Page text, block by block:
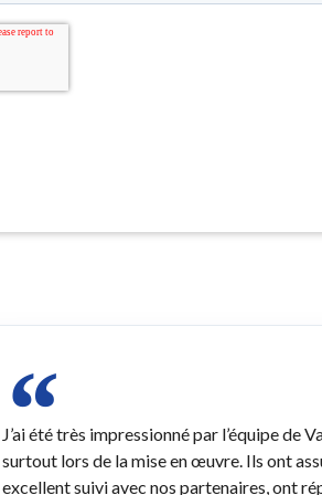
J’ai été très impressionné par l’équipe de
surtout lors de la mise en œuvre. Ils ont
excellent suivi avec nos partenaires, ont